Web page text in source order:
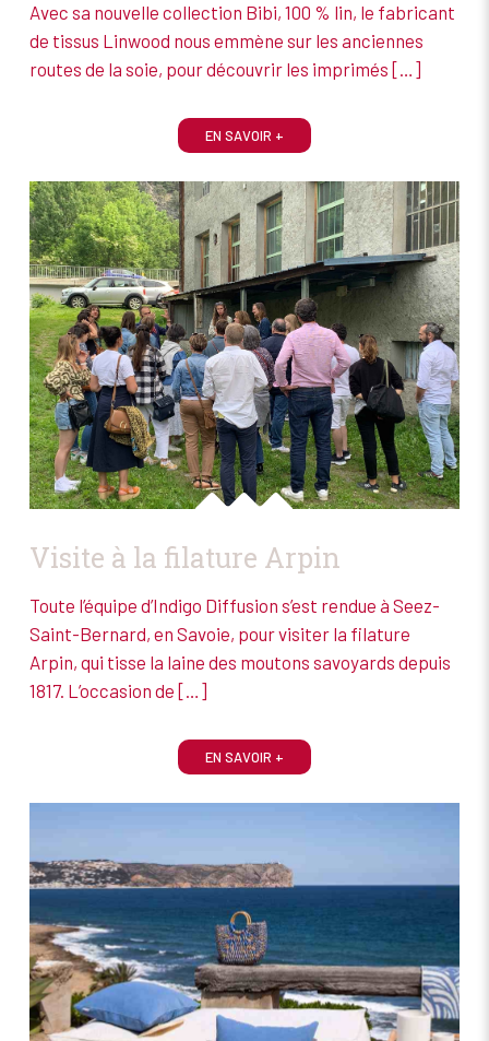
Avec sa nouvelle collection Bibi, 100 % lin, le fabricant
de tissus Linwood nous emmène sur les anciennes
routes de la soie, pour découvrir les imprimés […]
EN SAVOIR +
Visite à la filature Arpin
Toute l’équipe d’Indigo Diffusion s’est rendue à Seez-
Saint-Bernard, en Savoie, pour visiter la filature
Arpin, qui tisse la laine des moutons savoyards depuis
1817. L’occasion de […]
EN SAVOIR +